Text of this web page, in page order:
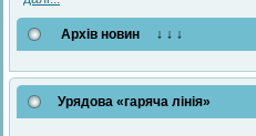
Архів новин ↓ ↓ ↓
Урядова «гаряча лінія»